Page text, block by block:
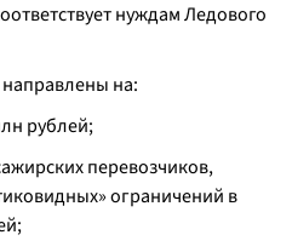
нуждам Ледового
направлены на:
рублей;
перевозчиков,
ограничений в